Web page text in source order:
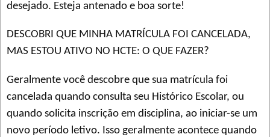
desejado. Esteja antenado e boa sorte!
DESCOBRI QUE MINHA MATRÍCULA FOI CANCELADA,
MAS ESTOU ATIVO NO HCTE: O QUE FAZER?
Geralmente você descobre que sua matrícula foi
cancelada quando consulta seu Histórico Escolar, ou
quando solicita inscrição em disciplina, ao iniciar-se um
novo período letivo. Isso geralmente acontece quando